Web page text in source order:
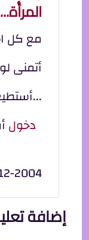
مع كل
أتمنى
دخول
2004
إضافة